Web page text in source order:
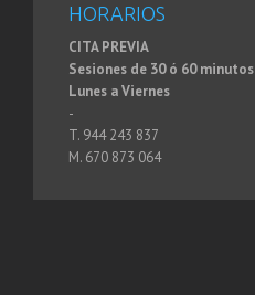
HORARIOS
CITA PREVIA
Sesiones de 30 ó 60 minutos
Lunes a Viernes
-
T. 944 243 837
M. 670 873 064